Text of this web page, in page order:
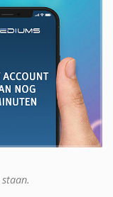
staan.